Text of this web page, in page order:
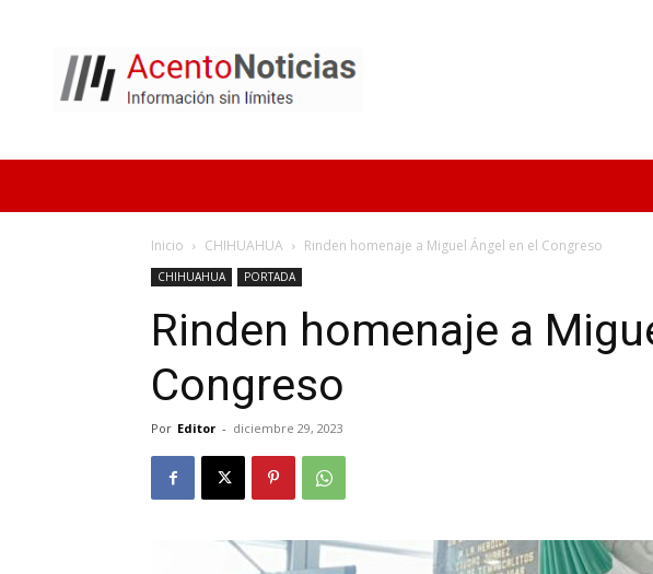
Noticias
Inicio CHIHUAHUA Rinden homenaje a Miguel Ángel en el Congreso
CHIHUAHUA PORTADA
Rinden homenaje a
Congreso
Por Editor - diciembre 29, 2023